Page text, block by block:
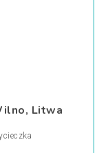
Litwa